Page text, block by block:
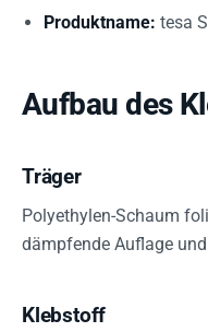
Produktname: tesa
Aufbau des
Träger
Polyethylen-Schaum
dämpfende Auflage
Klebstoff